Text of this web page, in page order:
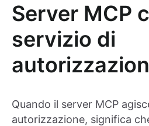
Server MCP
servizio di
Quando il server MCP
autorizzazione, significa